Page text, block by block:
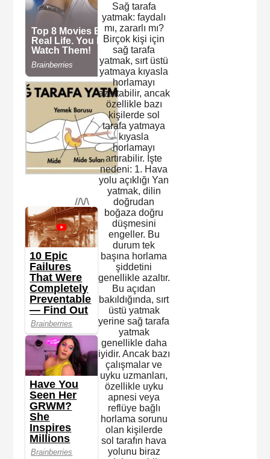
Sağ tarafa
yatmak: faydalı
mı, zararlı mı?
Birçok kişi için
sağ tarafa
yatmak, sırt üstü
yatmaya kıyasla
horlamayı
azaltabilir, ancak
özellikle bazı
kişilerde sol
tarafa yatmaya
kıyasla
horlamayı
artırabilir. İşte
nedeni: 1. Hava
yolu açıklığı Yan
yatmak, dilin
doğrudan
boğaza doğru
düşmesini
engeller. Bu
durum tek
başına horlama
şiddetini
genellikle azaltır.
Bu açıdan
bakıldığında, sırt
üstü yatmak
yerine sağ tarafa
yatmak
genellikle daha
iyidir. Ancak bazı
çalışmalar ve
uyku uzmanları,
özellikle uyku
apnesi veya
reflüye bağlı
horlama sorunu
olan kişilerde
sol tarafın hava
yolunu biraz